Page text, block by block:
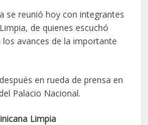
se reunió hoy con integrantes
de quienes escuchó
avances de la importante
en rueda de prensa en
Palacio Nacional.
Limpia